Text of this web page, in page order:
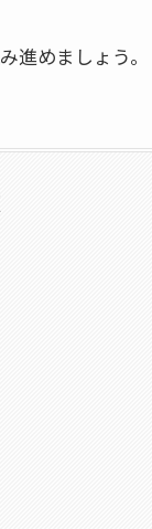
進めましょう。